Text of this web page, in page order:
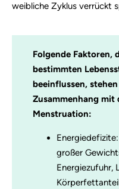
weibliche Zyklus verrückt
Folgende Faktoren,
bestimmten
beeinflussen,
Zusammenhang mit
Menstruation:
großer
Energiezufuhr,